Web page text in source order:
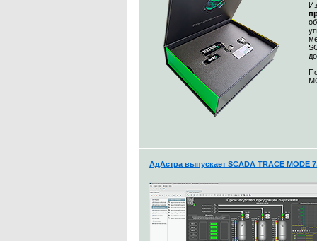
АдАстра выпускает SCADA TRACE MODE